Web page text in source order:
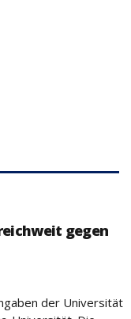
gegen
der Universität